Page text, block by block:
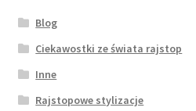
Blog
Ciekawostki ze świata rajstop
Inne
Rajstopowe stylizacje